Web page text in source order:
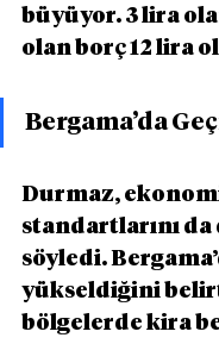
büyüyor. 3 lira
olan borç 12 lira
Bergama’da
Durmaz,
standartlarını
söyledi.
yükseldiğini
bölgelerde kira